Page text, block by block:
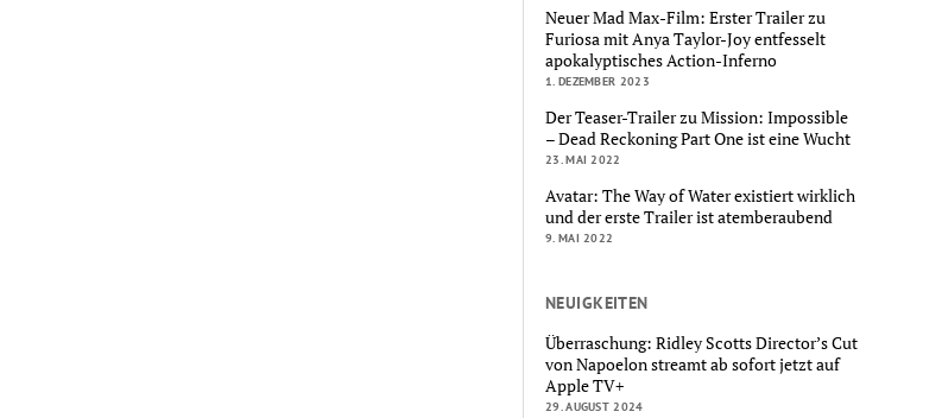
Neuer Mad Max-Film: Erster Trailer zu
Furiosa mit Anya Taylor-Joy entfesselt
apokalyptisches Action-Inferno
1. DEZEMBER 2023
Der Teaser-Trailer zu Mission: Impossible
– Dead Reckoning Part One ist eine Wucht
23. MAI 2022
Avatar: The Way of Water existiert wirklich
und der erste Trailer ist atemberaubend
9. MAI 2022
NEUIGKEITEN
Überraschung: Ridley Scotts Director’s Cut
von Napoelon streamt ab sofort jetzt auf
Apple TV+
29. AUGUST 2024